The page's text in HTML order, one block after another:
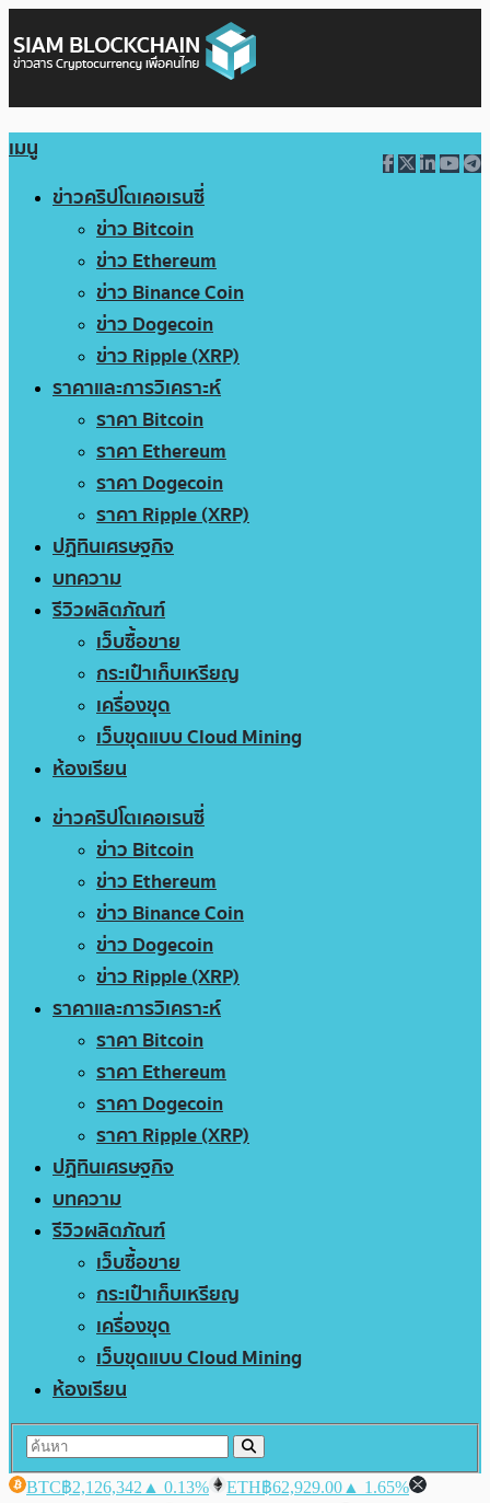
เมนู
ข่าวคริปโตเคอเรนซี่
ข่าว Bitcoin
ข่าว Ethereum
ข่าว Binance Coin
ข่าว Dogecoin
ข่าว Ripple (XRP)
ราคาและการวิเคราะห์
ราคา Bitcoin
ราคา Ethereum
ราคา Dogecoin
ราคา Ripple (XRP)
ปฏิทินเศรษฐกิจ
บทความ
รีวิวผลิตภัณฑ์
เว็บซื้อขาย
กระเป๋าเก็บเหรียญ
เครื่องขุด
เว็บขุดแบบ Cloud Mining
ห้องเรียน
ข่าวคริปโตเคอเรนซี่
ข่าว Bitcoin
ข่าว Ethereum
ข่าว Binance Coin
ข่าว Dogecoin
ข่าว Ripple (XRP)
ราคาและการวิเคราะห์
ราคา Bitcoin
ราคา Ethereum
ราคา Dogecoin
ราคา Ripple (XRP)
ปฏิทินเศรษฐกิจ
บทความ
รีวิวผลิตภัณฑ์
เว็บซื้อขาย
กระเป๋าเก็บเหรียญ
เครื่องขุด
เว็บขุดแบบ Cloud Mining
ห้องเรียน
BTC฿2,126,342 ▲ 0.13% ETH฿62,929.00 ▲ 1.65%